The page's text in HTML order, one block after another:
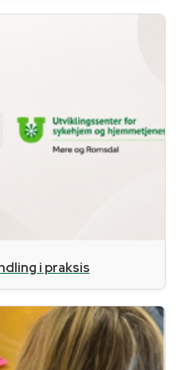
i praksis